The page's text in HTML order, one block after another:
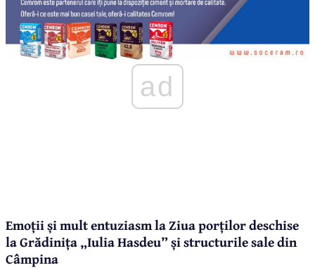
ad
Emoții și mult entuziasm la Ziua porților deschise
la Grădinița „Iulia Hasdeu” și structurile sale din
Câmpina